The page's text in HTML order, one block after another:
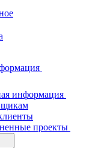
информация
проекты